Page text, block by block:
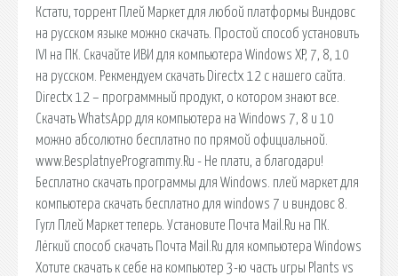
Кстати, торрент Плей Маркет для любой платформы Виндовс
на русском языке можно скачать. Простой способ установить
IVI на ПК. Скачайте ИВИ для компьютера Windows XP, 7, 8, 10
на русском. Рекмендуем скачать Directx 12 с нашего сайта.
Directx 12 – программный продукт, о котором знают все.
Скачать WhatsApp для компьютера на Windows 7, 8 и 10
можно абсолютно бесплатно по прямой официальной.
www.BesplatnyeProgrammy.Ru - Не плати, а благодари!
Бесплатно скачать программы для Windows. плей маркет для
компьютера скачать бесплатно для windows 7 и виндовс 8.
Гугл Плей Маркет теперь. Установите Почта Mail.Ru на ПК.
Лёгкий способ скачать Почта Mail.Ru для компьютера Windows
Хотите скачать к себе на компьютер 3-ю часть игры Plants vs